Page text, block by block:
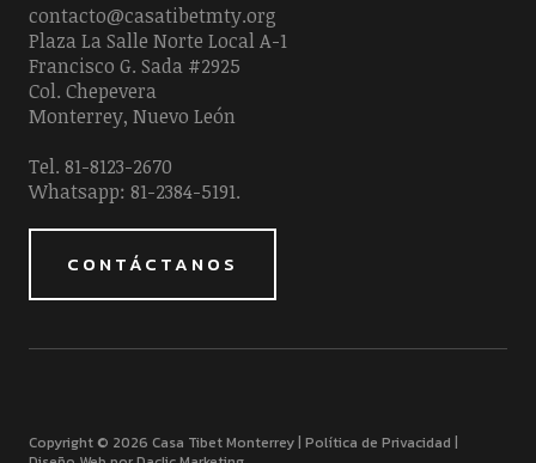
contacto@casatibetmty.org
Plaza La Salle Norte Local A-1
Francisco G. Sada #2925
Col. Chepevera
Monterrey, Nuevo León
Tel. 81-8123-2670
Whatsapp: 81-2384-5191.
CONTÁCTANOS
Copyright © 2026 Casa Tibet Monterrey | Política de Privacidad |